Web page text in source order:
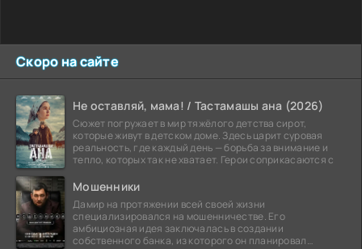
Скоро на сайте
Не оставляй, мама! / Тастамашы ана (2026)
Сюжет погружает в мир тяжёлого детства сирот,
которые живут в детском доме. Здесь царит суровая
реальность, где каждый день — борьба за внимание и
тепло, которых так не хватает. Герои соприкасаются с
Мошенники
Дамир на протяжении всей своей жизни
специализировался на мошенничестве. Его
амбициозная идея заключалась в создании
собственного банка, из которого он планировал